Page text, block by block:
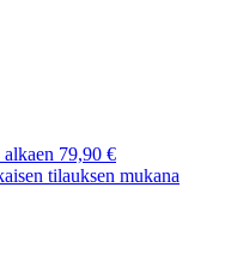
alkaen 79,90 €
tilauksen mukana